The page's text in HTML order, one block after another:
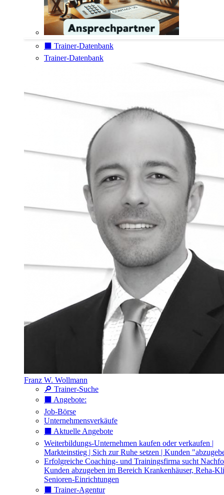
⬛️ Trainer-Datenbank
Trainer-Datenbank
Franz W. Wollmann
🔎 Trainer-Suche
⬛️ Angebote:
Job-Börse
Unternehmensverkäufe
⬛️ Aktuelle Angebote
Weiterbildungs-Unternehmen kaufen oder verkaufen |
Markteinstieg | Sich zur Ruhe setzen | Kunden
Erfolgreiche Coaching- und Trainingsfirma sucht
Kunden abzugeben im Bereich Krankenhäuser, Reha-
Senioren-Einrichtungen
⬛️ Trainer-Agentur